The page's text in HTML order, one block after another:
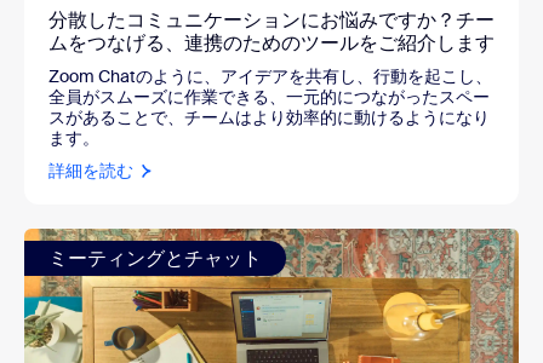
分散したコミュニケーションにお悩みですか？チー
ムをつなげる、連携のためのツールをご紹介します
Zoom Chatのように、アイデアを共有し、行動を起こし、
全員がスムーズに作業できる、一元的につながったスペー
スがあることで、チームはより効率的に動けるようになり
ます。
詳細を読む
ミーティングとチャット